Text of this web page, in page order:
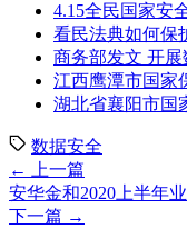
4.15全民国家安
看民法典如何保
商务部发文 开
江西鹰潭市国家
湖北省襄阳市国
数据安全
← 上一篇
安华金和2020上半年
下一篇 →